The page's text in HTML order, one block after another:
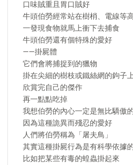
口味賊重且胃口賊好
牛頭伯勞經常站在樹梢、電線等
一發現食物就馬上衝下去捕食
牛頭伯勞還有個特殊的愛好
——掛屍體
它們會將捕捉到的獵物
掛在尖細的樹枝或鐵絲網的鉤子
欣賞完自己的傑作
再一點點吃掉
我想伯勞的內心一定是無比驕傲
因為這種詭異而殘忍的愛好
人們將伯勞稱為「屠夫鳥」
其實這種掛屍行為是有科學依據
比如把某些有毒的蝗蟲掛起來